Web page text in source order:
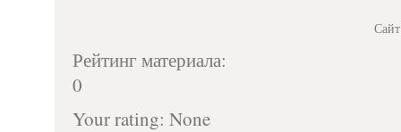
Сайт
Рейтинг материала:
0
Your rating: None